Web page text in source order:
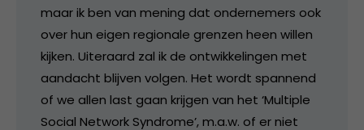
maar ik ben van mening dat ondernemers ook
over hun eigen regionale grenzen heen willen
kijken. Uiteraard zal ik de ontwikkelingen met
aandacht blijven volgen. Het wordt spannend
of we allen last gaan krijgen van het ‘Multiple
Social Network Syndrome’, m.a.w. of er niet